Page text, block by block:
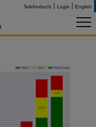
Telefonbuch Login English